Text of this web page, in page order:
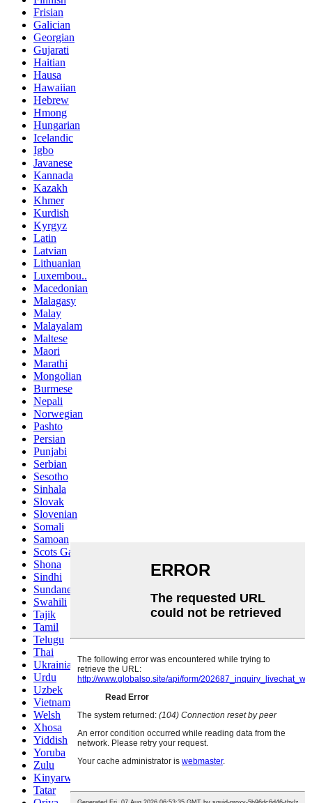
Frisian
Galician
Georgian
Gujarati
Haitian
Hausa
Hawaiian
Hebrew
Hmong
Hungarian
Icelandic
Igbo
Javanese
Kannada
Kazakh
Khmer
Kurdish
Kyrgyz
Latin
Latvian
Lithuanian
Luxembou..
Macedonian
Malagasy
Malay
Malayalam
Maltese
Maori
Marathi
Mongolian
Burmese
Nepali
Norwegian
Pashto
Persian
Punjabi
Serbian
Sesotho
Sinhala
Slovak
Slovenian
Somali
Samoan
Scots Gaelic
Shona
Sindhi
Sundanese
Swahili
Tajik
Tamil
Telugu
Thai
Ukrainian
Urdu
Uzbek
Vietnamese
Welsh
Xhosa
Yiddish
Yoruba
Zulu
Kinyarwanda
Tatar